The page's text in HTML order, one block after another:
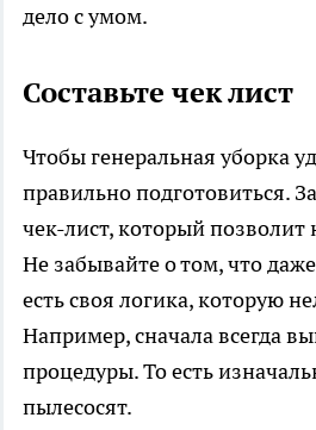
дело с умом.
Составьте чек лист
Чтобы генеральная уборка
правильно подготовиться.
чек-лист, который позволит
Не забывайте о том, что
есть своя логика, которую
Например, сначала всегда
процедуры. То есть
пылесосят.